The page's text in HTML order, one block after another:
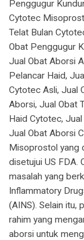
Penggugur
Cytotec
Telat Bulan
Obat Penggugur
Jual Obat Aborsi
Pelancar Haid,
Cytotec Asli, Jual
Aborsi, Jual Obat
Haid Cytotec,
Jual Obat Aborsi
Misoprostol yang
disetujui US FDA.
masalah yang
Inflammatory
(AINS). Selain
rahim yang
aborsi untuk